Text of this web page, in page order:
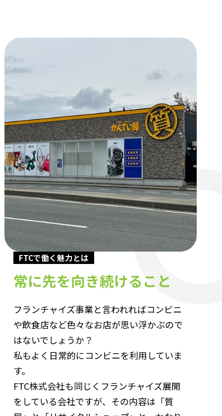
FTCで働く魅力とは
常に先を向き続けること
フランチャイズ事業と言われればコンビニ
や飲食店など色々なお店が思い浮かぶので
はないでしょうか？
私もよく日常的にコンビニを利用していま
す。
FTC株式会社も同じくフランチャイズ展開
をしている会社ですが、その内容は「質